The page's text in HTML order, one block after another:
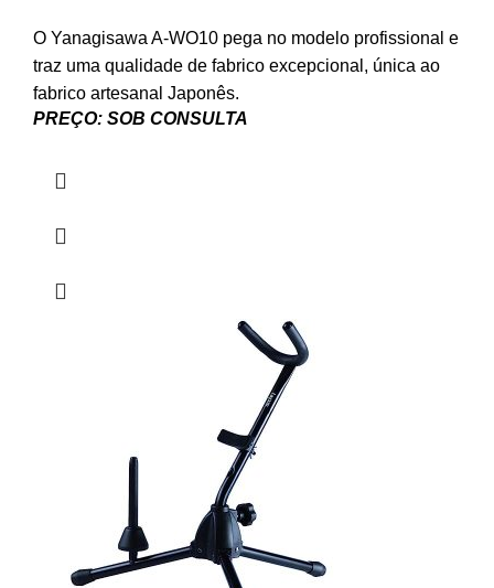
O Yanagisawa A-WO10 pega no modelo profissional e
traz uma qualidade de fabrico excepcional, única ao
fabrico artesanal Japonês.
PREÇO: SOB CONSULTA